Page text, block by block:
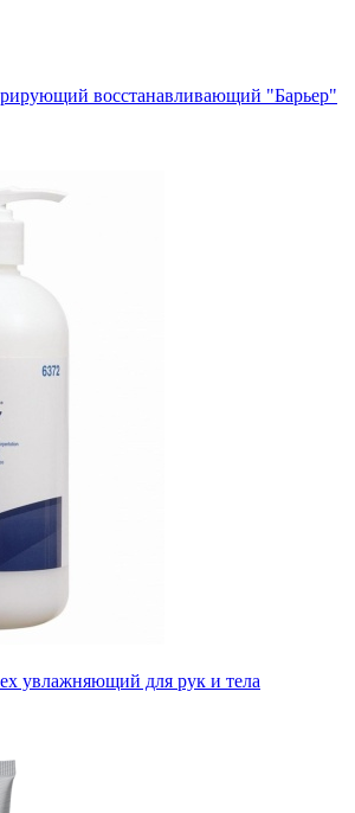
восстанавливающий "Барьер"
увлажняющий для рук и тела